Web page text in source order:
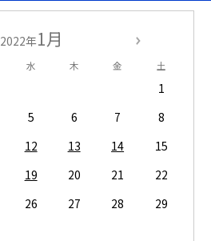
2022年1月
水 木 金 土
1
5 6 7
8
12 13 14
15
19 20 21
22
26 27 28
29